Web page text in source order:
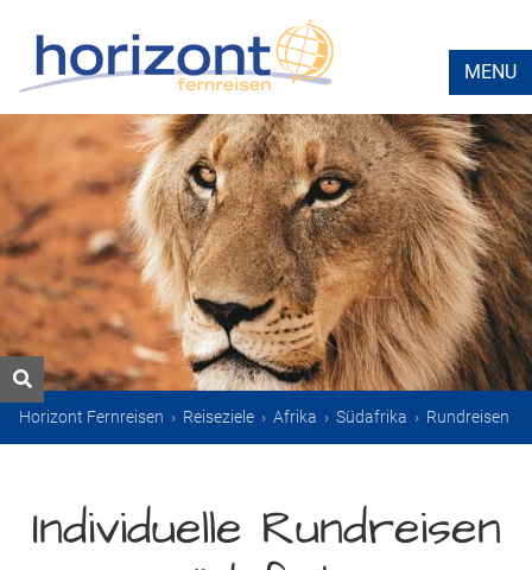
MENU
Horizont Fernreisen › Reiseziele › Afrika › Südafrika › Rundreisen
Individuelle Rundreisen